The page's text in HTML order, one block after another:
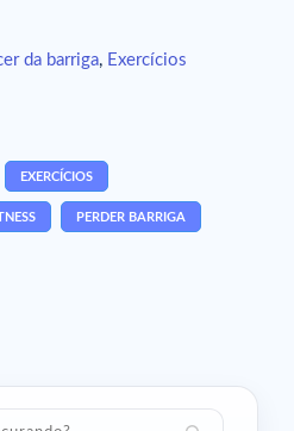
da barriga, Exercícios
EXERCÍCIOS
PERDER BARRIGA